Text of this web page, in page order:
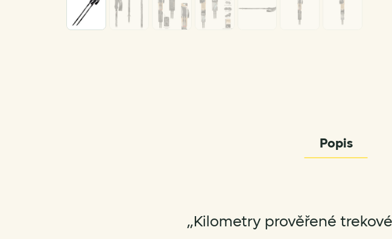
Popis
„Kilometry prověřené